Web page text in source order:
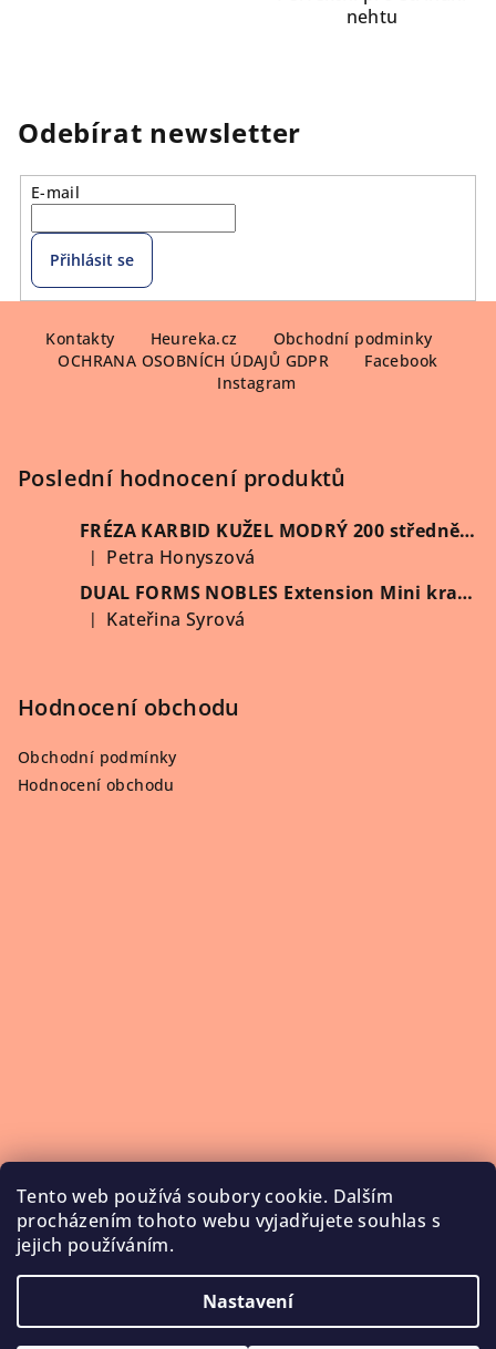
Tento web používá soubory cookie. Dalším
procházením tohoto webu vyjadřujete souhlas s
jejich používáním.
Nastavení
nehtu
Odebírat newsletter
E-mail
Přihlásit se
Kontakty Heureka.cz
Obchodní podminky
OCHRANA OSOBNÍCH ÚDAJŮ GDPR
Facebook
Instagram
Poslední hodnocení produktů
FRÉZA KARBID KUŽEL MODRÝ 200 středně hrubý (Vybrat průměr)
Hodnocení produktu je 5 z 5 hvězdiček.
|
Petra Honyszová
DUAL FORMS NOBLES Extension Mini kratší 60 ks/krabička
Hodnocení produktu je 5 z 5 hvězdiček.
| Kateřina Syrová
Hodnocení obchodu
Obchodní podmínky
Hodnocení obchodu
Copyright 2026NailService. Všechna práva vyhrazena.